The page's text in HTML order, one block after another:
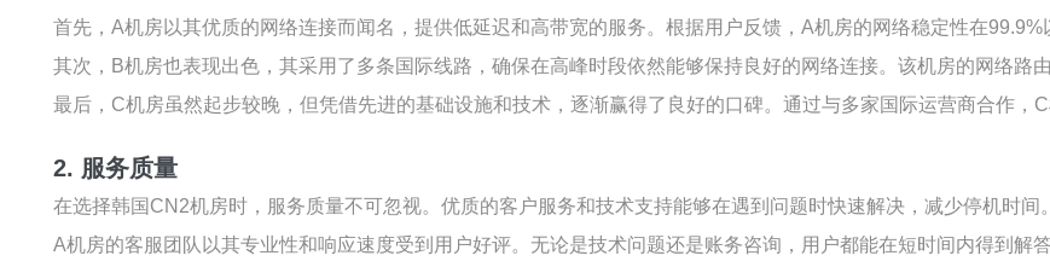
首先，A机房以其优质的网络连接而闻名，提供低延迟和高带宽的服务。根据用户反馈，A机房的网络稳定性在99.9%
其次，B机房也表现出色，其采用了多条国际线路，确保在高峰时段依然能够保持良好的网络连接。该机房的网络路
最后，C机房虽然起步较晚，但凭借先进的基础设施和技术，逐渐赢得了良好的口碑。通过与多家国际运营商合作，
2. 服务质量
在选择韩国CN2机房时，服务质量不可忽视。优质的客户服务和技术支持能够在遇到问题时快速解决，减少停机时间。
A机房的客服团队以其专业性和响应速度受到用户好评。无论是技术问题还是账务咨询，用户都能在短时间内得到解